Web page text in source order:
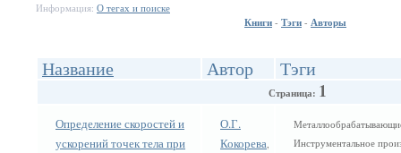
Информация: О тегах и поиске
Книги - Тэги - Авторы
Название Автор Тэги
Страница: 1
Определение скоростей и
ускорений точек тела при
О.Г.
Кокорева,
Инструментальное